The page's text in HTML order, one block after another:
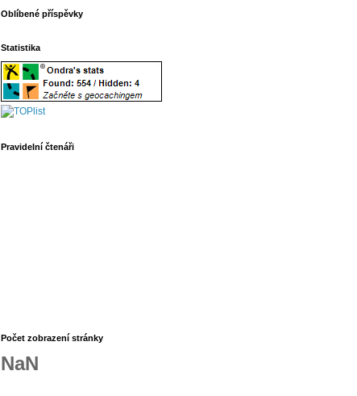
Oblíbené příspěvky
Statistika
Pravidelní čtenáři
Počet zobrazení stránky
NaN